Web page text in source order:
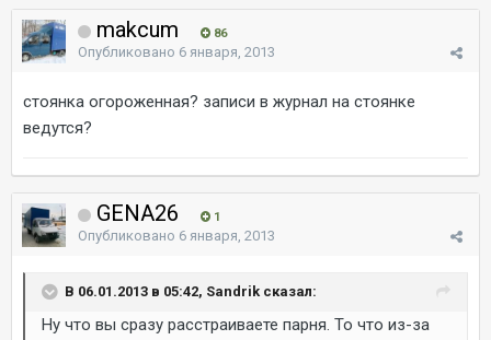
makcum 86
Опубликовано 6 января, 2013
стоянка огороженная? записи в журнал на стоянке
ведутся?
GENA26 1
Опубликовано 6 января, 2013
В 06.01.2013 в 05:42, Sandrik сказал:
Ну что вы сразу расстраиваете парня. То что из-за